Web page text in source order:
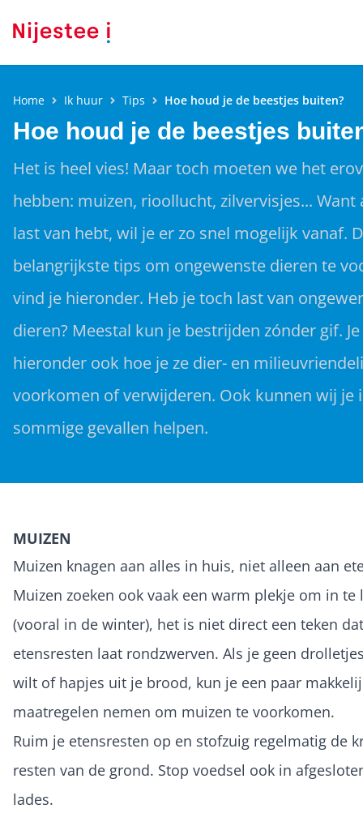
Home Ik huur Tips Hoe houd je de beestjes buiten?
Hoe houd je de beestjes
Het is heel vies! Maar toch moeten we het
hebben: muizen, rioollucht, zilvervisjes... Want
last van hebt, wil je er zo snel mogelijk vanaf.
belangrijkste tips om ongewenste dieren te
vind je hieronder. Heb je toch last van
dieren? Meestal kun je bestrijden zónder gif.
hieronder ook hoe je ze dier- en
voorkomen of verwijderen. Ook kunnen wij je
sommige gevallen helpen.
MUIZEN
Muizen knagen aan alles in huis, niet alleen aan
Muizen zoeken ook vaak een warm plekje om in te
(vooral in de winter), het is niet direct een teken
etensresten laat rondzwerven. Als je geen
wilt of hapjes uit je brood, kun je een paar
maatregelen nemen om muizen te voorkomen.
Ruim je etensresten op en stofzuig regelmatig de
resten van de grond. Stop voedsel ook in
lades.